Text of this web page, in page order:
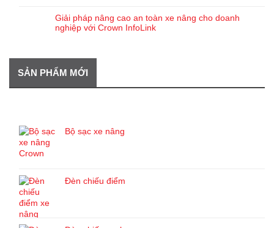
Giải pháp nâng cao an toàn xe nâng cho doanh
nghiệp với Crown InfoLink
SẢN PHẨM MỚI
Bộ sạc xe nâng
Đèn chiếu điểm